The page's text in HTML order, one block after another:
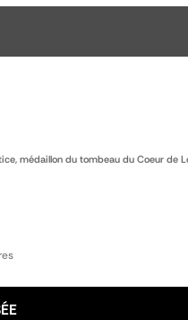
médaillon du tombeau du Coeur de